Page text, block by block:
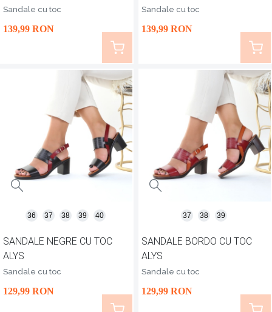
Sandale cu toc
139,99 RON
Sandale cu toc
139,99 RON
SANDALE NEGRE CU TOC
ALYS
Sandale cu toc
129,99 RON
36 37 38 39 40
SANDALE BORDO CU TOC
ALYS
Sandale cu toc
129,99 RON
37 38 39